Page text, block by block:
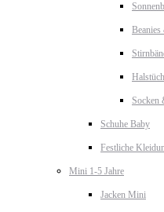
Socken
Schuhe Baby
Festliche
Mini 1-5 Jahre
Jacken Mini